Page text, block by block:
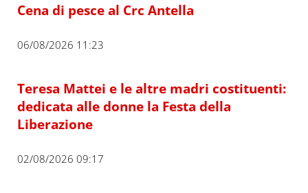
Cena di pesce al Crc Antella
06/08/2026 11:23
Teresa Mattei e le altre madri costituenti:
dedicata alle donne la Festa della
Liberazione
02/08/2026 09:17